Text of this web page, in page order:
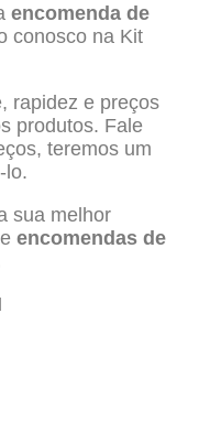
encomenda de
conosco na Kit
rapidez e preços
produtos. Fale
teremos um
lo.
sua melhor
encomendas de